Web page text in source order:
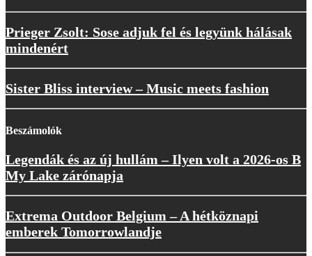
Prieger Zsolt: Sose adjuk fel és legyünk hálásak
mindenért
Sister Bliss interview – Music meets fashion
Beszámolók
Legendák és az új hullám – Ilyen volt a 2026-os B
My Lake zárónapja
Extrema Outdoor Belgium – A hétköznapi
emberek Tomorrowlandje